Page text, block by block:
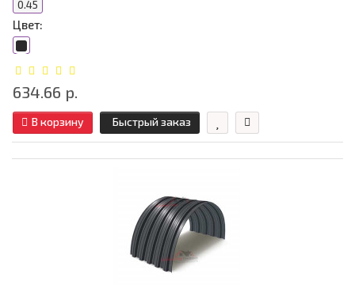
0.45
Цвет:
634.66 р.
В корзину Быстрый заказ